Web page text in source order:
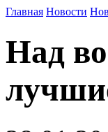
Главная Новости
Над